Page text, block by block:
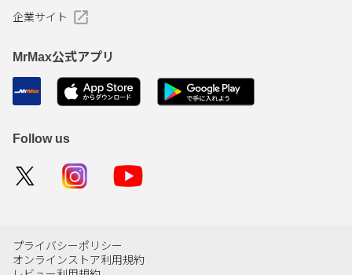
企業サイト
MrMax公式アプリ
Follow us
プライバシーポリシー
オンラインストア利用規約